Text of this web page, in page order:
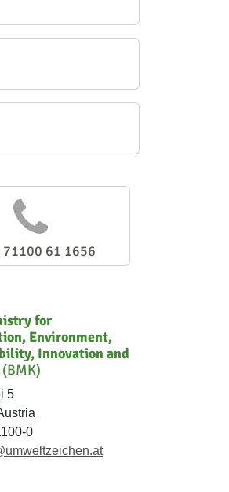
71100 61 1656
for
Environment,
Innovation and
(BMK)
5
0